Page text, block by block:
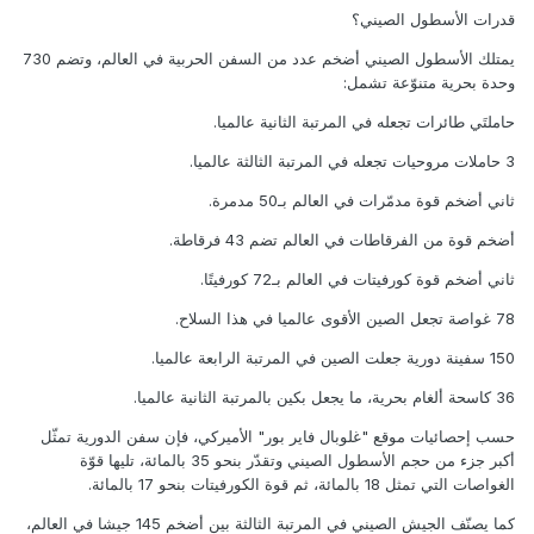
قدرات الأسطول الصيني؟
يمتلك الأسطول الصيني أضخم عدد من السفن الحربية في العالم، وتضم 730
وحدة بحرية متنوّعة تشمل:
حاملتَي طائرات تجعله في المرتبة الثانية عالميا.
3 حاملات مروحيات تجعله في المرتبة الثالثة عالميا.
ثاني أضخم قوة مدمّرات في العالم بـ50 مدمرة.
أضخم قوة من الفرقاطات في العالم تضم 43 فرقاطة.
ثاني أضخم قوة كورفيتات في العالم بـ72 كورفيتًا.
78 غواصة تجعل الصين الأقوى عالميا في هذا السلاح.
150 سفينة دورية جعلت الصين في المرتبة الرابعة عالميا.
36 كاسحة ألغام بحرية، ما يجعل بكين بالمرتبة الثانية عالميا.
حسب إحصائيات موقع "غلوبال فاير بور" الأميركي، فإن سفن الدورية تمثّل
أكبر جزء من حجم الأسطول الصيني وتقدّر بنحو 35 بالمائة، تليها قوّة
الغواصات التي تمثل 18 بالمائة، ثم قوة الكورفيتات بنحو 17 بالمائة.
كما يصنّف الجيش الصيني في المرتبة الثالثة بين أضخم 145 جيشا في العالم،